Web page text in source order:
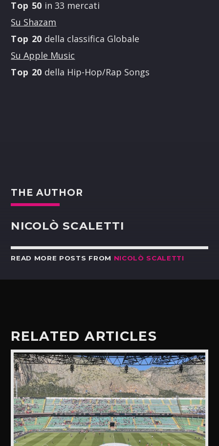
Top 50 in 33 mercati
Su Shazam
Top 20 della classifica Globale
Su Apple Music
Top 20 della Hip-Hop/Rap Songs
THE AUTHOR
NICOLÒ SCALETTI
READ MORE POSTS FROM NICOLÒ SCALETTI
RELATED ARTICLES